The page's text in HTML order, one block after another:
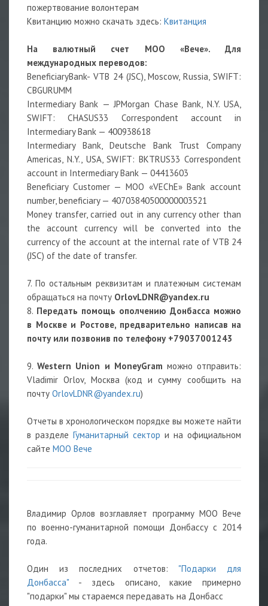
пожертвование волонтерам
Квитанцию можно скачать здесь: Квитанция
На валютный счет МОО «Вече». Для
международных переводов:
BeneficiaryBank- VTB 24 (JSC), Moscow, Russia, SWIFT:
CBGURUMM
Intermediary Bank — JPMorgan Chase Bank, N.Y. USA,
SWIFT: CHASUS33 Correspondent account in
Intermediary Bank — 400938618
Intermediary Bank, Deutsche Bank Trust Company
Americas, N.Y., USA, SWIFT: BKTRUS33 Correspondent
account in Intermediary Bank — 04413603
Beneficiary Customer — MOO «VEChE» Bank account
number, beneficiary — 40703840500000003521
Money transfer, carried out in any currency other than
the account currency will be converted into the
currency of the account at the internal rate of VTB 24
(JSC) of the date of transfer.
7. По остальным реквизитам и платежным системам
обращаться на почту OrlovLDNR@yandex.ru
8. Передать помощь ополчению Донбасса можно
в Москве и Ростове, предварительно написав на
почту или позвонив по телефону +79037001243
9.Western Union и MoneyGram можно отправить:
Vladimir Orlov, Москва (код и сумму сообщить на
почту OrlovLDNR@yandex.ru)
Отчеты в хронологическом порядке вы можете найти
в разделе Гуманитарный сектор и на официальном
сайте МОО Вече
Владимир Орлов возглавляет программу МОО Вече
по военно-гуманитарной помощи Донбассу с 2014
года.
Один из последних отчетов: "Подарки для
Донбасса" - здесь описано, какие примерно
"подарки" мы стараемся передавать на Донбасс